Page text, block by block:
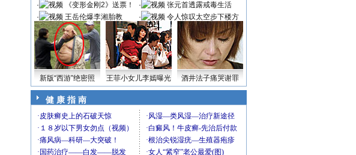
·
《变形金刚2》送票！ ·
张元首透露戒毒生活
·
王岳伦爆李湘胎教 ·
令人惊叹太空步下楼方
式
新版“西游”绝密照 王菲小女儿李嫣曝光 酒井法子痛哭谢罪
健 康 指 南